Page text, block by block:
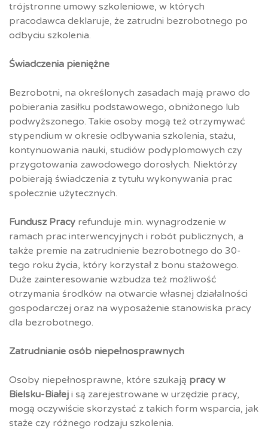
trójstronne umowy szkoleniowe, w których
pracodawca deklaruje, że zatrudni bezrobotnego po
odbyciu szkolenia.
Świadczenia pieniężne
Bezrobotni, na określonych zasadach mają prawo do
pobierania zasiłku podstawowego, obniżonego lub
podwyższonego. Takie osoby mogą też otrzymywać
stypendium w okresie odbywania szkolenia, stażu,
kontynuowania nauki, studiów podyplomowych czy
przygotowania zawodowego dorosłych. Niektórzy
pobierają świadczenia z tytułu wykonywania prac
społecznie użytecznych.
Fundusz Pracy refunduje m.in. wynagrodzenie w
ramach prac interwencyjnych i robót publicznych, a
także premie na zatrudnienie bezrobotnego do 30-
tego roku życia, który korzystał z bonu stażowego.
Duże zainteresowanie wzbudza też możliwość
otrzymania środków na otwarcie własnej działalności
gospodarczej oraz na wyposażenie stanowiska pracy
dla bezrobotnego.
Zatrudnianie osób niepełnosprawnych
Osoby niepełnosprawne, które szukają pracy w
Bielsku-Białej i są zarejestrowane w urzędzie pracy,
mogą oczywiście skorzystać z takich form wsparcia, jak
staże czy różnego rodzaju szkolenia.